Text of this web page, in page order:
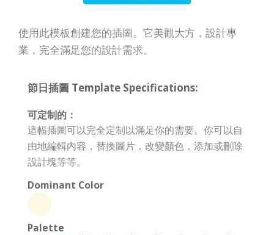
使用此模板創建您的插圖。它美觀大方，設計專
業，完全滿足您的設計需求。
節日插圖 Template Specifications:
可定制的：
這幅插圖可以完全定制以滿足你的需要。你可以自
由地編輯內容，替換圖片，改變顏色，添加或刪除
設計塊等等。
Dominant Color
Palette